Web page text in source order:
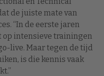
de juiste mate van
“In de eerste jaren
op intensieve trainingen
live. Maar tegen de tijd
is die kennis vaak